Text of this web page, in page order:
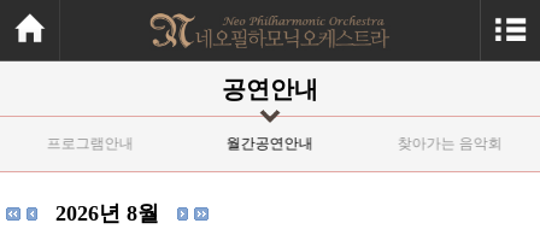
공연안내
프로그램안내 월간공연안내 찾아가는 음악회
2026년 8월